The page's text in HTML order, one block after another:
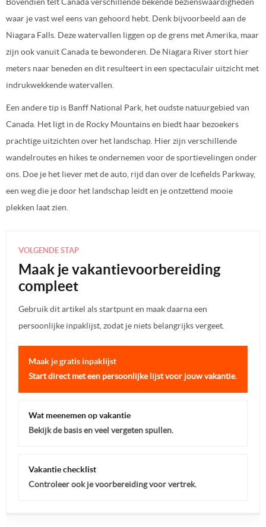
waar je vast wel eens van gehoord hebt. Denk bijvoorbeeld aan de
Niagara Falls. Deze watervallen liggen op de grens met Amerika, maar
zijn ook vanuit Canada te bewonderen. De Niagara River stort hier
meters naar beneden en dit resulteert in een spectaculair uitzicht met
indrukwekkende watervallen.
Een andere tip is Banff National Park, het oudste natuurgebied van
Canada. Het ligt in de Rocky Mountains en biedt haar bezoekers
prachtige uitzichten over het landschap. Hier zijn verschillende
wandelroutes en hikes te ondernemen voor de sportievelingen onder
ons. Doe je het liever met de auto, rijd dan over de Icefields Parkway,
een weg die je door het landschap leidt en je ontzettend mooie
plekken laat zien.
VOLGENDE STAP
Maak je vakantievoorbereiding
compleet
Gebruik dit artikel als startpunt en maak daarna een
persoonlijke inpaklijst, zodat je niets belangrijks vergeet.
Maak je gratis inpaklijst
Start direct met een persoonlijke lijst voor jouw vakantie.
Wat meenemen op vakantie
Bekijk de basis en veel vergeten spullen.
Vakantie checklist
Controleer ook je voorbereiding voor vertrek.